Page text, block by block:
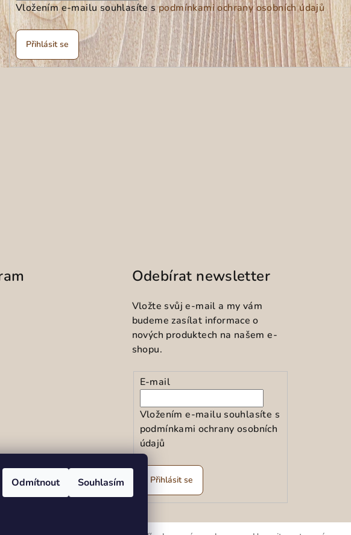
Odmítnout Souhlasím
Vložením e-mailu souhlasíte spodmínkami ochrany osobních údajů
Přihlásit se
na Instagramu
Odebírat newsletter
Vložte svůj e-mail a my vám
budeme zasílat informace o
nových produktech na našem e-
shopu.
E-mail
Vložením e-mailu souhlasíte s
podmínkami ochrany osobních
údajů
Přihlásit se